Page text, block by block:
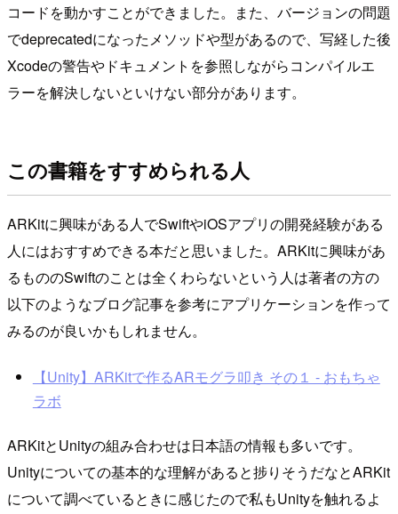
コードを動かすことができました。また、バージョンの問題
でdeprecatedになったメソッドや型があるので、写経した後
Xcodeの警告やドキュメントを参照しながらコンパイルエ
ラーを解決しないといけない部分があります。
この書籍をすすめられる人
ARKitに興味がある人でSwiftやiOSアプリの開発経験がある
人にはおすすめできる本だと思いました。ARKitに興味があ
るもののSwiftのことは全くわらないという人は著者の方の
以下のようなブログ記事を参考にアプリケーションを作って
みるのが良いかもしれません。
【Unity】ARKitで作るARモグラ叩き その１ - おもちゃ
ラボ
ARKitとUnityの組み合わせは日本語の情報も多いです。
Unityについての基本的な理解があると捗りそうだなとARKit
について調べているときに感じたので私もUnityを触れるよ